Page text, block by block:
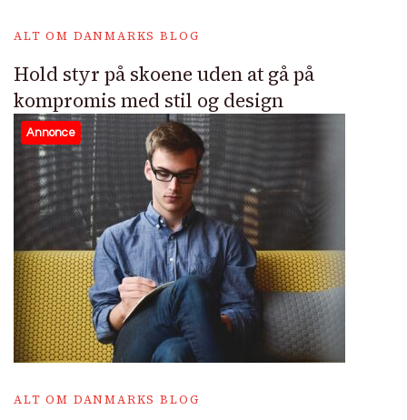
ALT OM DANMARKS BLOG
Hold styr på skoene uden at gå på
kompromis med stil og design
Annonce
ALT OM DANMARKS BLOG